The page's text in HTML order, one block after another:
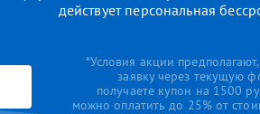
действует персональная
*Условия акции
заявку через текущую
получаете купон на 1500
можно оплатить до 25% от